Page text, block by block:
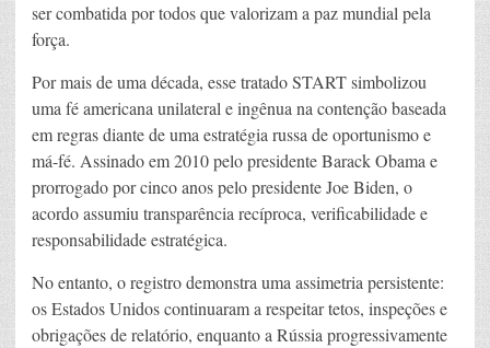
ser combatida por todos que valorizam a paz mundial pela
força.
Por mais de uma década, esse tratado START simbolizou
uma fé americana unilateral e ingênua na contenção baseada
em regras diante de uma estratégia russa de oportunismo e
má-fé. Assinado em 2010 pelo presidente Barack Obama e
prorrogado por cinco anos pelo presidente Joe Biden, o
acordo assumiu transparência recíproca, verificabilidade e
responsabilidade estratégica.
No entanto, o registro demonstra uma assimetria persistente:
os Estados Unidos continuaram a respeitar tetos, inspeções e
obrigações de relatório, enquanto a Rússia progressivamente